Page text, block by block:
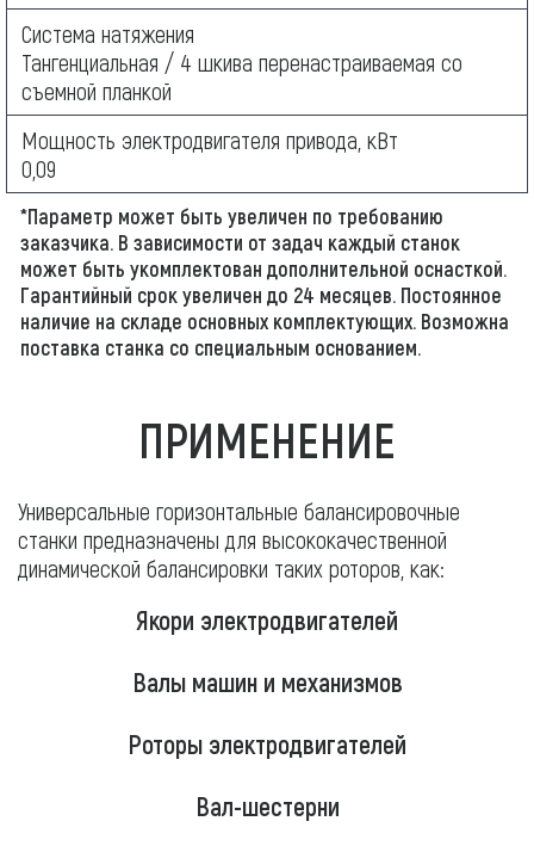
Система натяжения
Тангенциальная / 4 шкива перенастраиваемая со
съемной планкой
Мощность электродвигателя привода, кВт
0,09
*Параметр может быть увеличен по требованию
заказчика. В зависимости от задач каждый станок
может быть укомплектован дополнительной оснасткой.
Гарантийный срок увеличен до 24 месяцев. Постоянное
наличие на складе основных комплектующих. Возможна
поставка станка со специальным основанием.
ПРИМЕНЕНИЕ
Универсальные горизонтальные балансировочные
станки предназначены для высококачественной
динамической балансировки таких роторов, как:
Якори электродвигателей
Валы машин и механизмов
Роторы электродвигателей
Вал-шестерни